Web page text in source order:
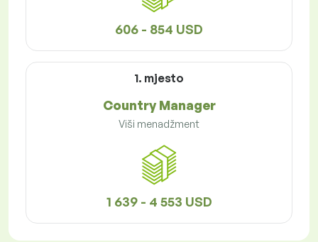
606 - 854 USD
1. mjesto
Country Manager
Viši menadžment
1 639 - 4 553 USD